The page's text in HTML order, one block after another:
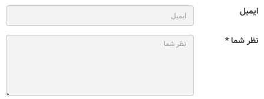
ایمیل
نظر شما *